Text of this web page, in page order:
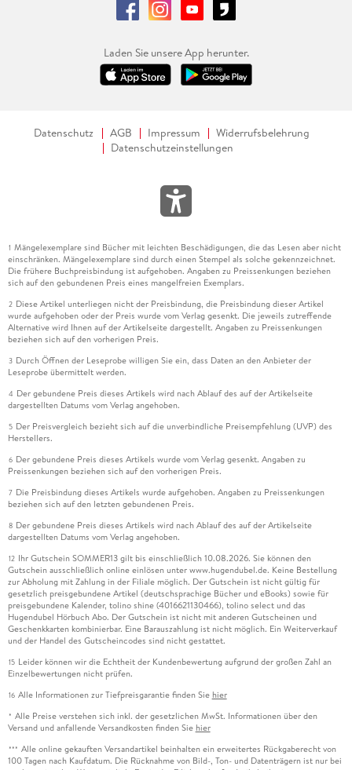
Laden Sie unsere App herunter.
Datenschutz AGB Impressum
Widerrufsbelehrung
Datenschutzeinstellungen
1 Mängelexemplare sind Bücher mit leichten Beschädigungen, die das Lesen aber nicht
einschränken. Mängelexemplare sind durch einen Stempel als solche gekennzeichnet.
Die frühere Buchpreisbindung ist aufgehoben. Angaben zu Preissenkungen beziehen
sich auf den gebundenen Preis eines mangelfreien Exemplars.
2 Diese Artikel unterliegen nicht der Preisbindung, die Preisbindung dieser Artikel
wurde aufgehoben oder der Preis wurde vom Verlag gesenkt. Die jeweils zutreffende
Alternative wird Ihnen auf der Artikelseite dargestellt. Angaben zu Preissenkungen
beziehen sich auf den vorherigen Preis.
3 Durch Öffnen der Leseprobe willigen Sie ein, dass Daten an den Anbieter der
Leseprobe übermittelt werden.
4 Der gebundene Preis dieses Artikels wird nach Ablauf des auf der Artikelseite
dargestellten Datums vom Verlag angehoben.
5 Der Preisvergleich bezieht sich auf die unverbindliche Preisempfehlung (UVP) des
Herstellers.
6 Der gebundene Preis dieses Artikels wurde vom Verlag gesenkt. Angaben zu
Preissenkungen beziehen sich auf den vorherigen Preis.
7 Die Preisbindung dieses Artikels wurde aufgehoben. Angaben zu Preissenkungen
beziehen sich auf den letzten gebundenen Preis.
8 Der gebundene Preis dieses Artikels wird nach Ablauf des auf der Artikelseite
dargestellten Datums vom Verlag angehoben.
12 Ihr Gutschein SOMMER13 gilt bis einschließlich 10.08.2026. Sie können den
Gutschein ausschließlich online einlösen unter www.hugendubel.de. Keine Bestellung
zur Abholung mit Zahlung in der Filiale möglich. Der Gutschein ist nicht gültig für
gesetzlich preisgebundene Artikel (deutschsprachige Bücher und eBooks) sowie für
preisgebundene Kalender, tolino shine (4016621130466), tolino select und das
Hugendubel Hörbuch Abo. Der Gutschein ist nicht mit anderen Gutscheinen und
Geschenkkarten kombinierbar. Eine Barauszahlung ist nicht möglich. Ein Weiterverkauf
und der Handel des Gutscheincodes sind nicht gestattet.
15 Leider können wir die Echtheit der Kundenbewertung aufgrund der großen Zahl an
Einzelbewertungen nicht prüfen.
16 Alle Informationen zur Tiefpreisgarantie finden Sie hier
* Alle Preise verstehen sich inkl. der gesetzlichen MwSt. Informationen über den
Versand und anfallende Versandkosten finden Sie hier
*** Alle online gekauften Versandartikel beinhalten ein erweitertes Rückgaberecht von
100 Tagen nach Kaufdatum. Die Rücknahme von Bild-, Ton- und Datenträgern ist nur bei